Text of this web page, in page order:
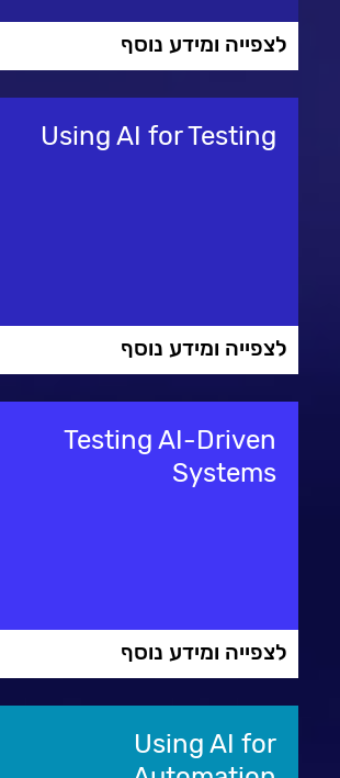
לצפייה ומידע נוסף
Using AI for Testing
לצפייה ומידע נוסף
Testing AI-Driven
Systems
לצפייה ומידע נוסף
Using AI for